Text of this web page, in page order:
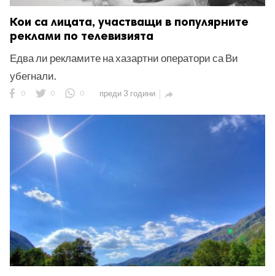
Кои са лицата, участващи в популярните
реклами по телевизията
Едва ли рекламите на хазартни оператори са Ви
убегнали.
0 0 0 преди 3 години 